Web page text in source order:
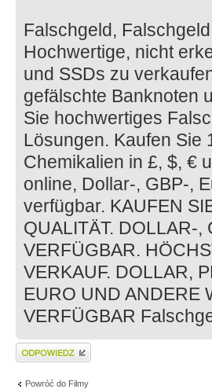
Falschgeld,
Hochwertige, nicht
und SSDs zu
gefälschte Banknoten
Sie hochwertiges
Lösungen. Kaufen Sie
Chemikalien in £, $, €
online, Dollar-, GBP-,
verfügbar. KAUFEN
QUALITÄT. DOLLAR-
VERFÜGBAR.
VERKAUF. DOLLAR,
EURO UND ANDERE
VERFÜGBAR
Wyślij odpowiedź
Powróć do Filmy